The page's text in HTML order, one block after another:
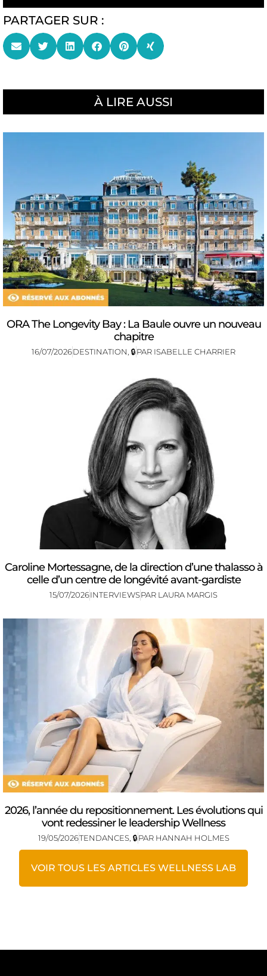
PARTAGER SUR :
À LIRE AUSSI
ORA The Longevity Bay : La Baule ouvre un nouveau
chapitre
16/07/2026DESTINATION 🔒PAR ISABELLE CHARRIER
Caroline Mortessagne, de la direction d’une thalasso à
celle d’un centre de longévité avant-gardiste
15/07/2026INTERVIEWSPAR LAURA MARGIS
2026, l’année du repositionnement. Les évolutions qui
vont redessiner le leadership Wellness
19/05/2026TENDANCES, 🔒PAR HANNAH HOLMES
VOIR TOUS LES ARTICLES WELLNESS LAB